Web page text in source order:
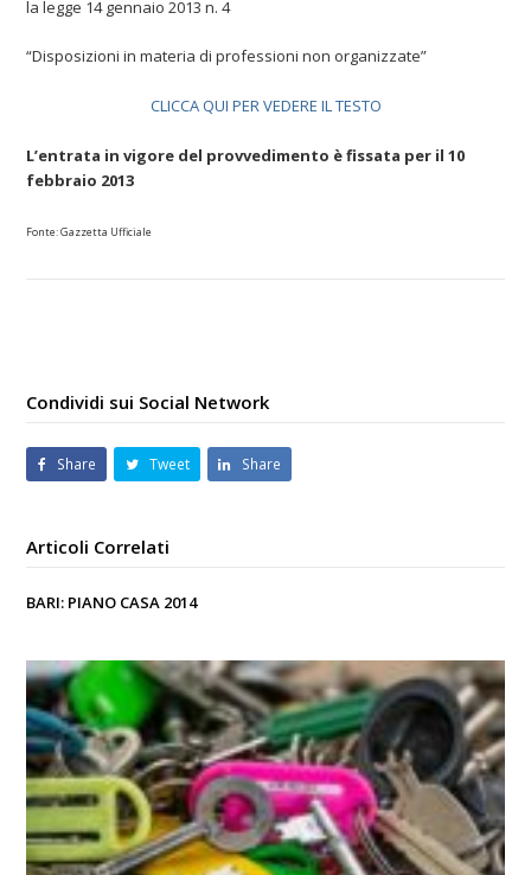
la legge 14 gennaio 2013 n. 4
“Disposizioni in materia di professioni non organizzate”
CLICCA QUI PER VEDERE IL TESTO
L’entrata in vigore del provvedimento è fissata per il 10
febbraio 2013
Fonte: Gazzetta Ufficiale
Condividi sui Social Network
Share Tweet Share
Articoli Correlati
BARI: PIANO CASA 2014